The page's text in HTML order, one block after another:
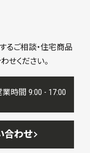
るご相談・住宅商品
せください。
業時間 9:00 - 17:00
合わせ